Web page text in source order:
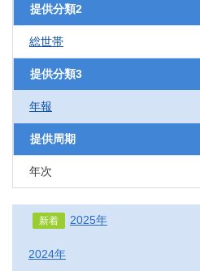
提供分類2
総世帯
提供分類3
年報
提供周期
年次
新着 2025年
2024年